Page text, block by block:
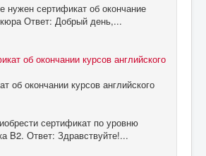
нужен сертификат об окончание
Ответ: Добрый день,...
об окончании курсов английского
сертификат по уровню
B2. Ответ: Здравствуйте!...